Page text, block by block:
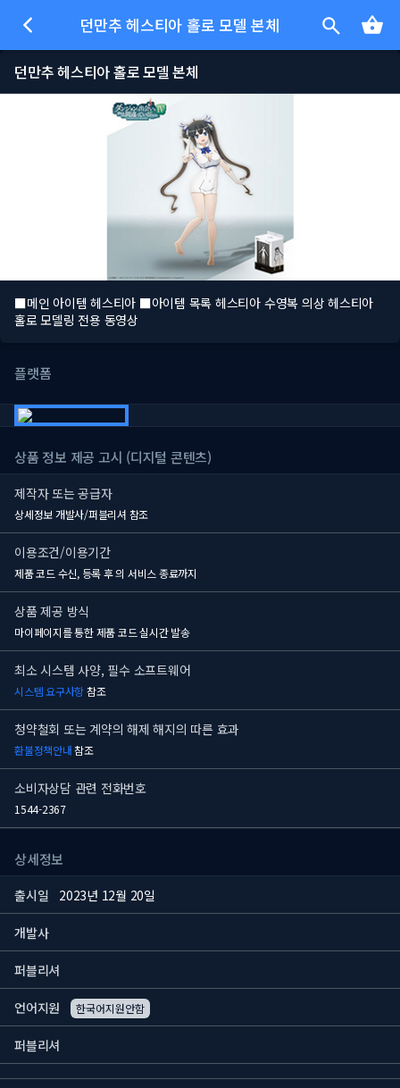
던만추 헤스티아 홀로 모델 본체
던만추 헤스티아 홀로 모델 본체
■메인 아이템 헤스티아 ■아이템 목록 헤스티아 수영복 의상 헤스티아
홀로 모델링 전용 동영상
플랫폼
상품 정보 제공 고시 (디지털 콘텐츠)
제작자 또는 공급자
상세정보 개발사/퍼블리셔 참조
이용조건/이용기간
제품 코드 수신, 등록 후의 서비스 종료까지
상품 제공 방식
마이페이지를 통한 제품 코드 실시간 발송
최소 시스템 사양, 필수 소프트웨어
시스템 요구사항참조
청약철회 또는 계약의 해제 해지의 따른 효과
환불정책안내참조
소비자상담 관련 전화번호
1544-2367
상세정보
출시일 2023년 12월 20일
개발사
퍼블리셔
언어지원 한국어지원안함
퍼블리셔